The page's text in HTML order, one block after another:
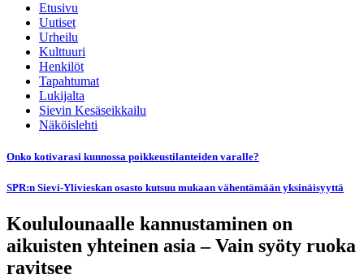
Etusivu
Uutiset
Urheilu
Kulttuuri
Henkilöt
Tapahtumat
Lukijalta
Sievin Kesäseikkailu
Näköislehti
Onko kotivarasi kunnossa poikkeustilanteiden varalle?
SPR:n Sievi-Ylivieskan osasto kutsuu mukaan vähentämään yksinäisyyttä
Koululounaalle kannustaminen on
aikuisten yhteinen asia – Vain syöty ruoka
ravitsee